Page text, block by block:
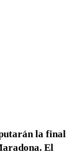
la final
El